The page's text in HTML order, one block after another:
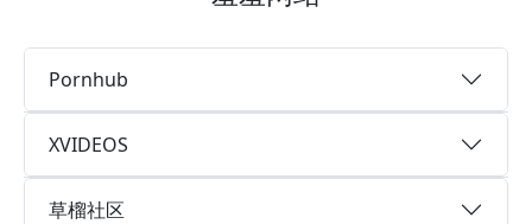
Pornhub
XVIDEOS
草榴社区